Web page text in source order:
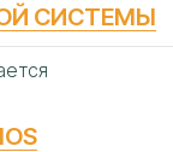
СИСТЕМЫ